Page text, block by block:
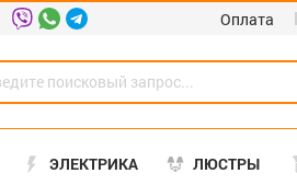
Оплата
ЭЛЕКТРИКА ЛЮСТРЫ